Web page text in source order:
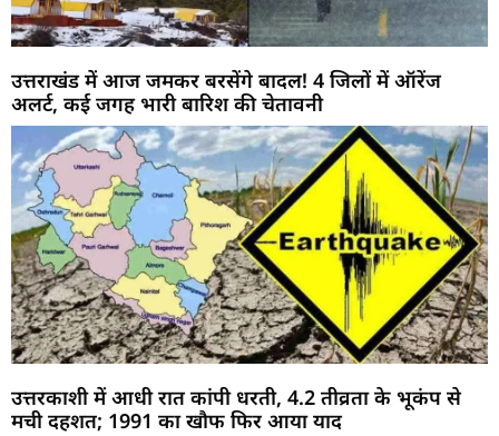
उत्तराखंड में आज जमकर बरसेंगे बादल! 4 जिलों में ऑरेंज
अलर्ट, कई जगह भारी बारिश की चेतावनी
उत्तरकाशी में आधी रात कांपी धरती, 4.2 तीव्रता के भूकंप से
मची दहशत; 1991 का खौफ फिर आया याद